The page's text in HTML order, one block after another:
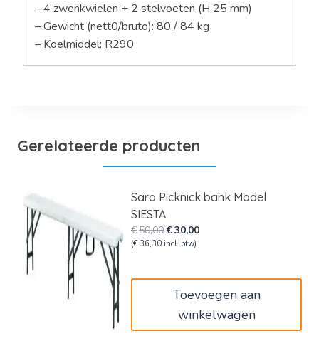
– 4 zwenkwielen + 2 stelvoeten (H 25 mm)
– Gewicht (nett0/bruto): 80 / 84 kg
– Koelmiddel: R290
Gerelateerde producten
Saro Picknick bank Model
SIESTA
€50,00Oorspronkelijke
prijs
€30,00Huidige
(€ 36,30 incl. btw)
Toevoegen aan
winkelwagen